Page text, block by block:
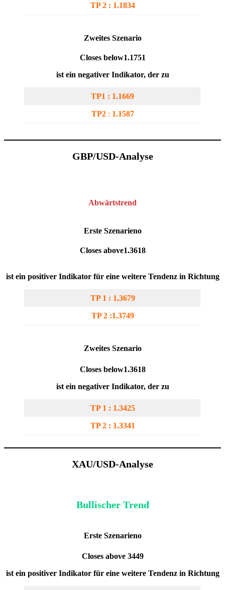
TP 2 : 1.1834
Zweites Szenario
Closes below1.1751
ist ein negativer Indikator, der zu
TP1 : 1.1669
TP2: 1.1587
GBP/USD-Analyse
Abwärtstrend
Erste Szenarieno
Closes above1.3618
ist ein positiver Indikator für eine weitere Tendenz in Richtung
TP 1 : 1,3679
TP 2 :1.3749
Zweites Szenario
Closes below1.3618
ist ein negativer Indikator, der zu
TP 1 : 1.3425
TP 2 : 1.3341
XAU/USD-Analyse
Bullischer Trend
Erste Szenarieno
Closes above 3449
ist ein positiver Indikator für eine weitere Tendenz in Richtung